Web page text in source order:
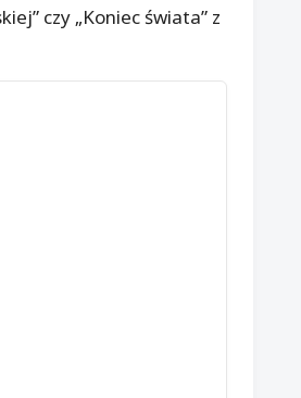
czy „Koniec świata” z